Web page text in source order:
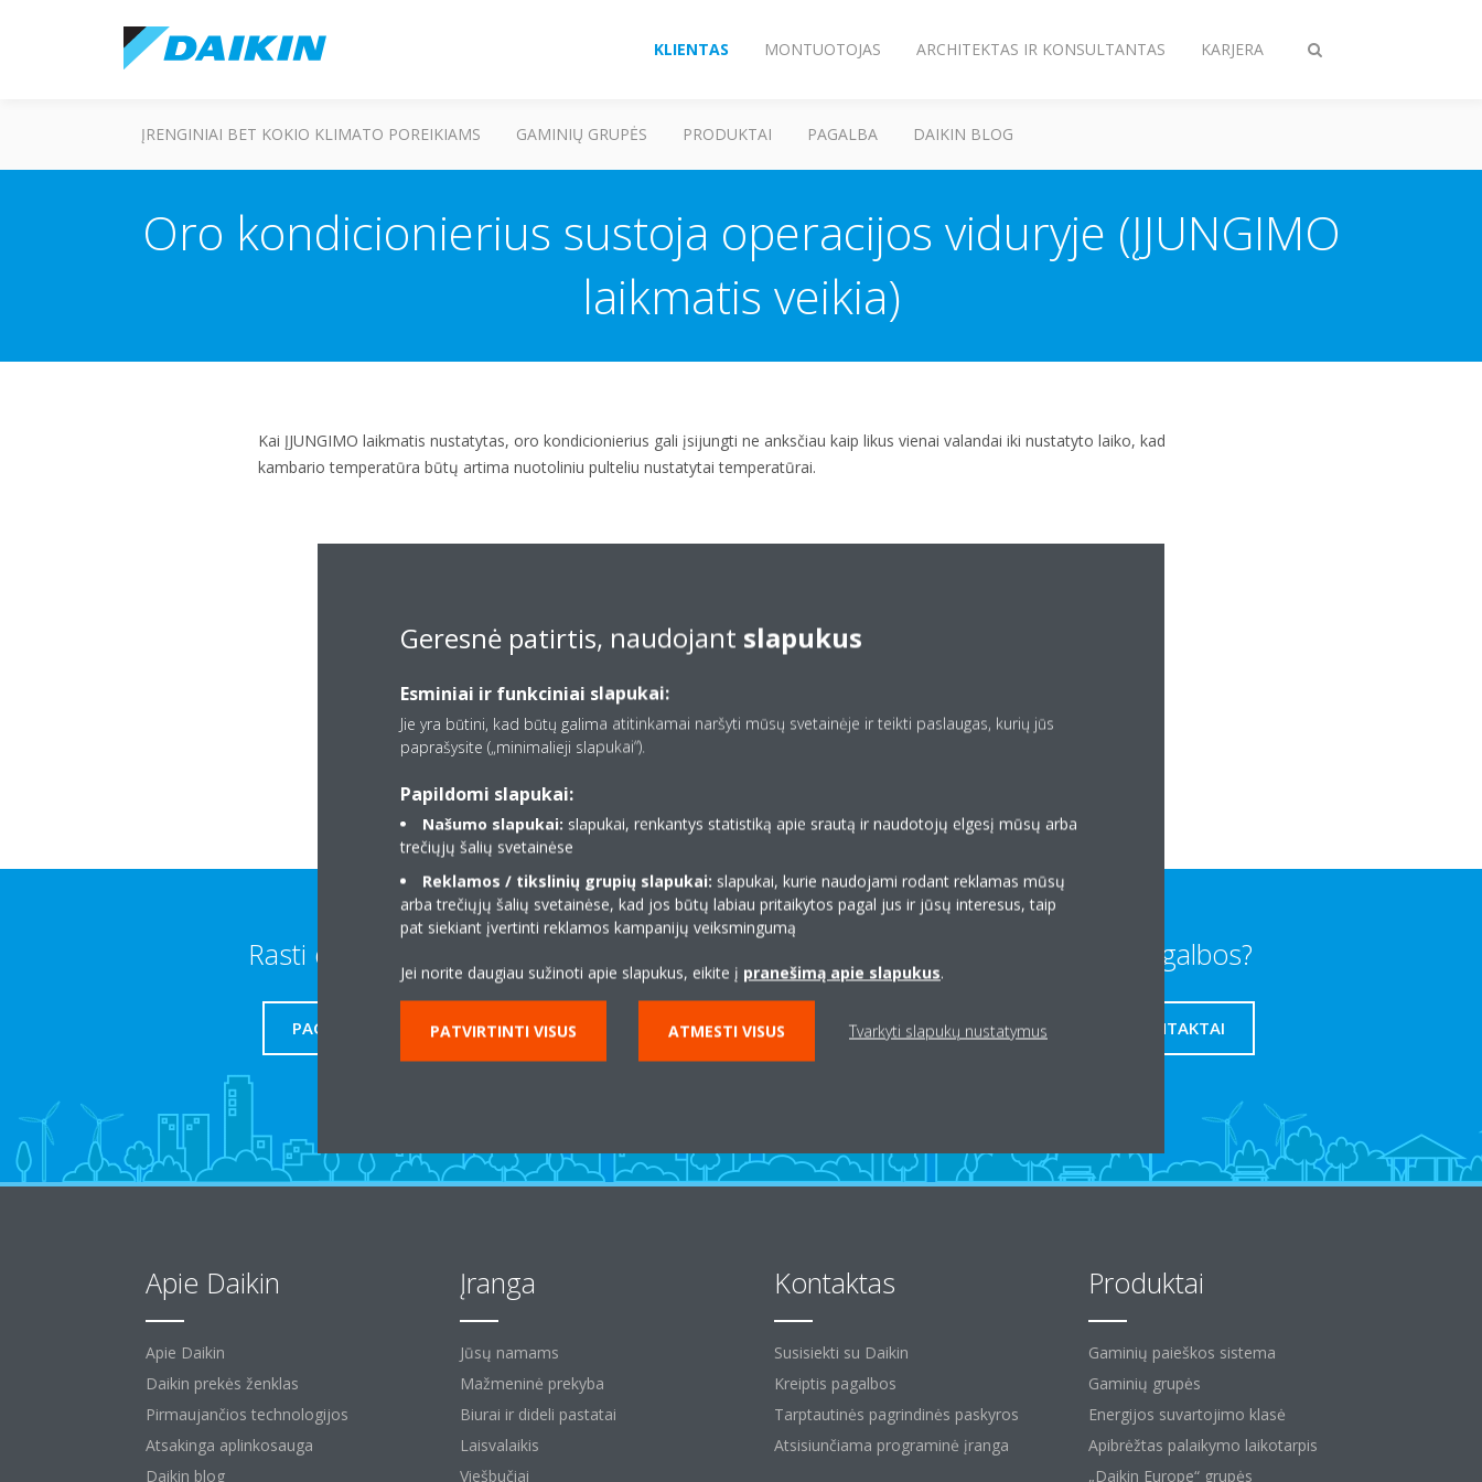
Perjungiama
KLIENTAS MONTUOTOJAS ARCHITEKTAS IR KONSULTANTAS KARJERA
ĮRENGINIAI BET KOKIO KLIMATO POREIKIAMS GAMINIŲ GRUPĖS PRODUKTAI PAGALBA DAIKIN BLOG
Oro kondicionierius sustoja operacijos viduryje (ĮJUNGIMO
laikmatis veikia)
Kai ĮJUNGIMO laikmatis nustatytas, oro kondicionierius gali įsijungti ne anksčiau kaip likus vienai valandai iki nustatyto laiko, kad
kambario temperatūra būtų artima nuotoliniu pulteliu nustatytai temperatūrai.
Rasti daugiau
PAGALBA
Reikia pagalbos?
MŪSŲ KONTAKTAI
Apie Daikin
Apie Daikin
Daikin prekės ženklas
Pirmaujančios technologijos
Atsakinga aplinkosauga
Daikin blog
Įranga
Jūsų namams
Mažmeninė prekyba
Biurai ir dideli pastatai
Laisvalaikis
Viešbučiai
Kontaktas
Susisiekti su Daikin
Kreiptis pagalbos
Tarptautinės pagrindinės paskyros
Atsisiunčiama programinė įranga
Produktai
Gaminių paieškos sistema
Gaminių grupės
Energijos suvartojimo klasė
Apibrėžtas palaikymo laikotarpis
„Daikin Europe“ grupės
Geresnė patirtis, naudojant slapukus
Esminiai ir funkciniai slapukai:
Jie yra būtini, kad būtų galima atitinkamai naršyti mūsų svetainėje ir teikti paslaugas, kurių jūs
paprašysite („minimalieji slapukai“).
Papildomi slapukai:
Našumo slapukai: slapukai, renkantys statistiką apie srautą ir naudotojų elgesį mūsų arba
trečiųjų šalių svetainėse
Reklamos / tikslinių grupių slapukai: slapukai, kurie naudojami rodant reklamas mūsų
arba trečiųjų šalių svetainėse, kad jos būtų labiau pritaikytos pagal jus ir jūsų interesus, taip
pat siekiant įvertinti reklamos kampanijų veiksmingumą
Jei norite daugiau sužinoti apie slapukus, eikite į pranešimą apie slapukus.
PATVIRTINTI VISUS ATMESTI VISUS Tvarkyti slapukų nustatymus